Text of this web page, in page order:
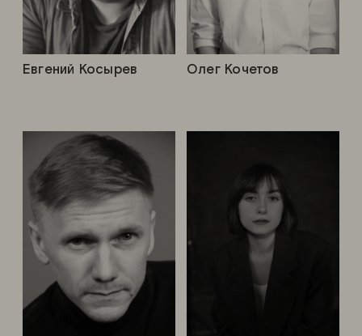
Евгений Косырев Олег Кочетов